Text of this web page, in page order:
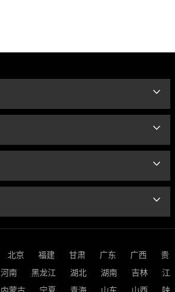
北京 福建 甘肃 广东 广西
贵
河南 黑龙江 湖北 湖南 吉林
江
内蒙古 宁夏 青海 山东 山西 陕